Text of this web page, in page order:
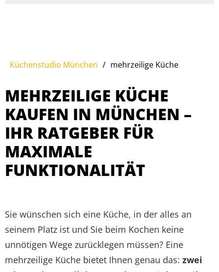
Küchenstudio München / mehrzeilige Küche
MEHRZEILIGE KÜCHE
KAUFEN IN MÜNCHEN –
IHR RATGEBER FÜR
MAXIMALE
FUNKTIONALITÄT
Sie wünschen sich eine Küche, in der alles an
seinem Platz ist und Sie beim Kochen keine
unnötigen Wege zurücklegen müssen? Eine
mehrzeilige Küche bietet Ihnen genau das: zwei